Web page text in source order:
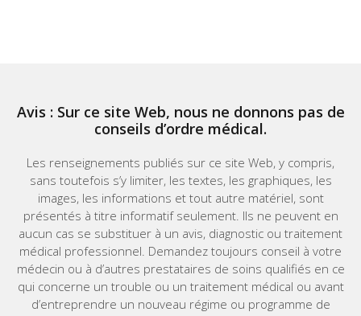
Avis : Sur ce site Web, nous ne donnons pas de
conseils d’ordre médical.
Les renseignements publiés sur ce site Web, y compris,
sans toutefois s’y limiter, les textes, les graphiques, les
images, les informations et tout autre matériel, sont
présentés à titre informatif seulement. Ils ne peuvent en
aucun cas se substituer à un avis, diagnostic ou traitement
médical professionnel. Demandez toujours conseil à votre
médecin ou à d’autres prestataires de soins qualifiés en ce
qui concerne un trouble ou un traitement médical ou avant
d’entreprendre un nouveau régime ou programme de